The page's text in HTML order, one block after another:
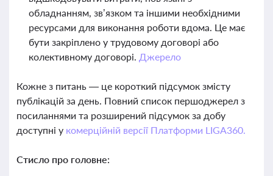
обладнанням, зв’язком та іншими необхідними
ресурсами для виконання роботи вдома. Це має
бути закріплено у трудовому договорі або
колективному договорі. Джерело
Кожне з питань — це короткий підсумок змісту
публікацій за день. Повний список першоджерел з
посиланнями та розширений підсумок за добу
доступні у комерційній версії Платформи LIGA360.
Стисло про головне: